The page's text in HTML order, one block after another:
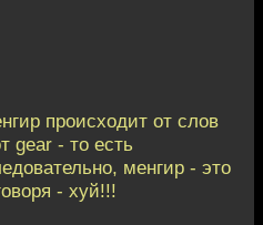
происходит от слов
gear - то есть
менгир - это
- хуй!!!